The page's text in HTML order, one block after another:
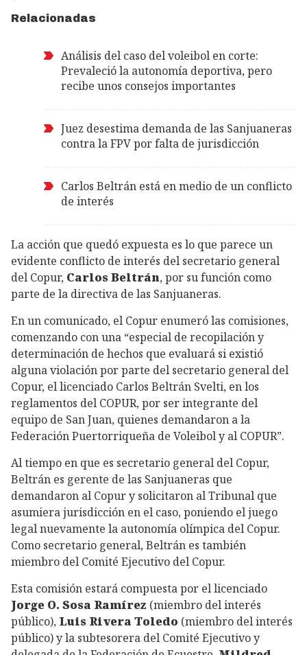
Relacionadas
Análisis del caso del voleibol en corte:
Prevaleció la autonomía deportiva, pero
recibe unos consejos importantes
Juez desestima demanda de las Sanjuaneras
contra la FPV por falta de jurisdicción
Carlos Beltrán está en medio de un conflicto
de interés
La acción que quedó expuesta es lo que parece un
evidente conflicto de interés del secretario general
del Copur, Carlos Beltrán, por su función como
parte de la directiva de las Sanjuaneras.
En un comunicado, el Copur enumeró las comisiones,
comenzando con una “especial de recopilación y
determinación de hechos que evaluará si existió
alguna violación por parte del secretario general del
Copur, el licenciado Carlos Beltrán Svelti, en los
reglamentos del COPUR, por ser integrante del
equipo de San Juan, quienes demandaron a la
Federación Puertorriqueña de Voleibol y al COPUR”.
Al tiempo en que es secretario general del Copur,
Beltrán es gerente de las Sanjuaneras que
demandaron al Copur y solicitaron al Tribunal que
asumiera jurisdicción en el caso, poniendo el juego
legal nuevamente la autonomía olímpica del Copur.
Como secretario general, Beltrán es también
miembro del Comité Ejecutivo del Copur.
Esta comisión estará compuesta por el licenciado
Jorge O. Sosa Ramírez (miembro del interés
público), Luis Rivera Toledo (miembro del interés
público) y la subtesorera del Comité Ejecutivo y